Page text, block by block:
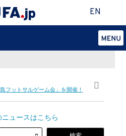
EN
フットサルゲーム会」を開催！
ュースはこちら